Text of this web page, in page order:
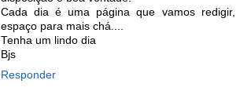
Cada dia é uma página que vamos
espaço para mais chá....
Tenha um lindo dia
Bjs
Responder